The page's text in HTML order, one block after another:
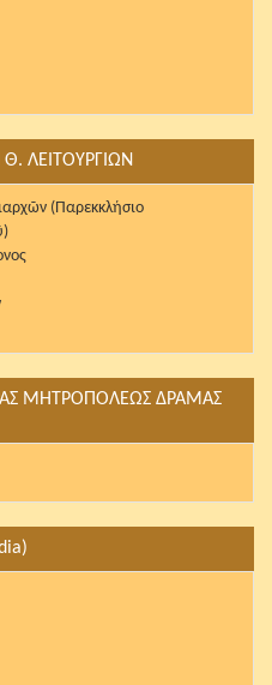
ΛΕΙΤΟΥΡΓΙΩΝ
(Παρεκκλήσιο
ΜΗΤΡΟΠΟΛΕΩΣ ΔΡΑΜΑΣ